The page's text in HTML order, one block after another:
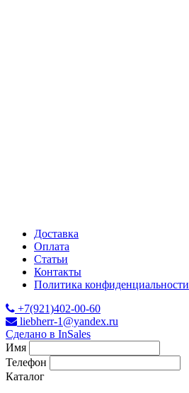
Доставка
Оплата
Статьи
Контакты
Политика конфиденциальности
+7(921)402-00-60
liebherr-1@yandex.ru
Сделано в InSales
Имя
Телефон
Каталог